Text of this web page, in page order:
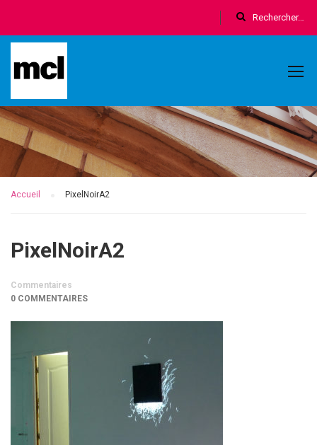
Accueil PixelNoirA2
PixelNoirA2
Commentaires
0 COMMENTAIRES